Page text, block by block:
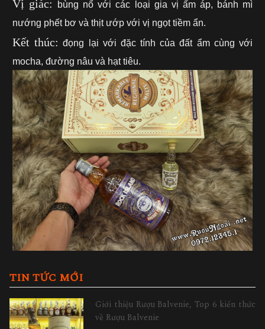
Vị giác:
bùng nổ với các loại gia vị ấm áp, bánh mì
nướng phết bơ và thịt ướp với vị ngọt tiềm ẩn.
Kết thúc: đọng lại với đặc tính của đất ẩm cùng với
mocha, đường nâu và hạt tiêu.
TIN TỨC MỚI
Giới thiệu Rượu Balvenie, Top 6 kiến thức
về Rượu Balvenie